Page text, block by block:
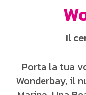
Il
Porta la tua
Wonderbay, il